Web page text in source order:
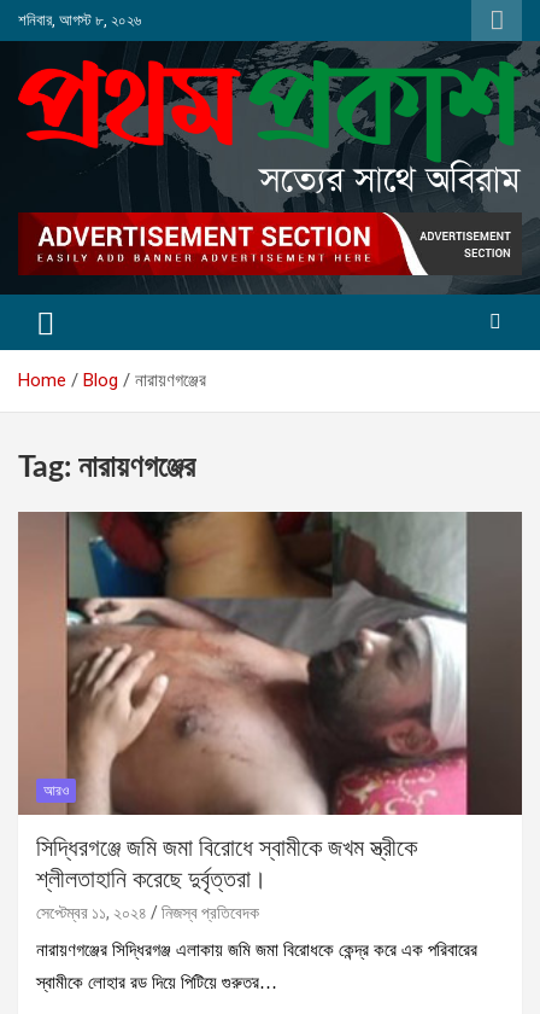
Skip
to
শনিবার, আগস্ট ৮, ২০২৬
Home Blog নারায়ণগঞ্জের
Tag: নারায়ণগঞ্জের
আরও
সিদ্ধিরগঞ্জে জমি জমা বিরোধে স্বামীকে জখম স্ত্রীকে
শ্লীলতাহানি করেছে দুর্বৃত্তরা।
সেপ্টেম্বর ১১, ২০২৪
নিজস্ব প্রতিবেদক
নারায়ণগঞ্জের সিদ্ধিরগঞ্জ এলাকায় জমি জমা বিরোধকে কেন্দ্র করে এক পরিবারের
স্বামীকে লোহার রড দিয়ে পিটিয়ে গুরুতর…